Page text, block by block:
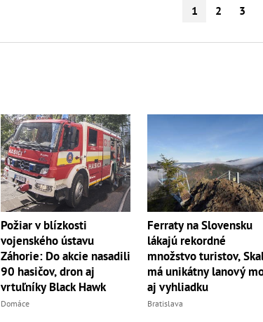
1 2 3
Požiar v blízkosti
vojenského ústavu
Záhorie: Do akcie nasadili
90 hasičov, dron aj
vrtuľníky Black Hawk
Domáce
Ferraty na Slovensku
lákajú rekordné
množstvo turistov,
má unikátny lanový
aj vyhliadku
Bratislava